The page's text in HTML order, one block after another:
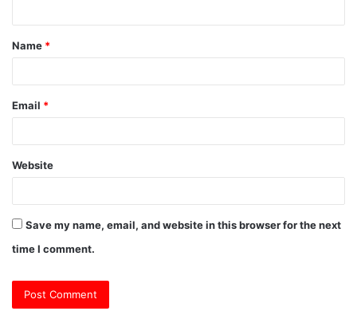
t
*
Name *
Email *
Website
Save my name, email, and website in this browser for the next
time I comment.